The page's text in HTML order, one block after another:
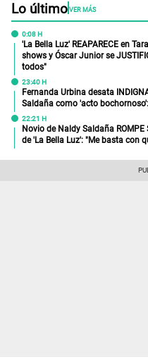
Lo últimoVER MÁS
0:08 H
'La Bella Luz' REAPARECE en
shows y Óscar Junior se
todos"
23:40 H
Fernanda Urbina desata
Saldaña como 'acto
22:21 H
Novio de Naldy Saldaña
de 'La Bella Luz': "Me basta con